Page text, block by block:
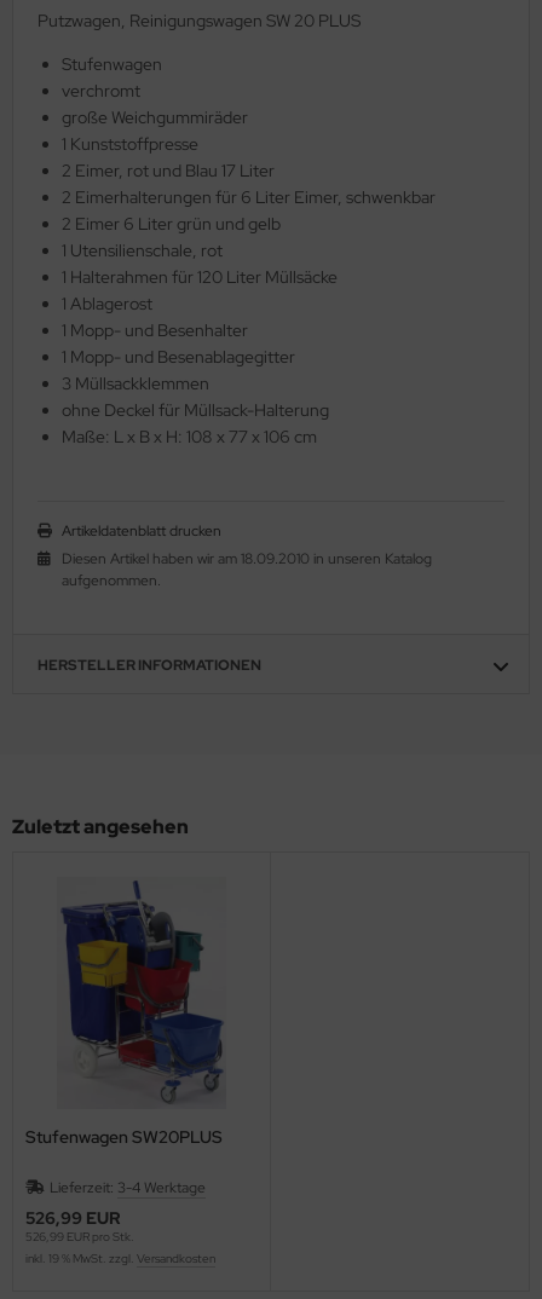
Putzwagen, Reinigungswagen SW 20 PLUS
Stufenwagen
verchromt
große Weichgummiräder
1 Kunststoffpresse
2 Eimer, rot und Blau 17 Liter
2 Eimerhalterungen für 6 Liter Eimer, schwenkbar
2 Eimer 6 Liter grün und gelb
1 Utensilienschale, rot
1 Halterahmen für 120 Liter Müllsäcke
1 Ablagerost
1 Mopp- und Besenhalter
1 Mopp- und Besenablagegitter
3 Müllsackklemmen
ohne Deckel für Müllsack-Halterung
Maße: L x B x H: 108 x 77 x 106 cm
Artikeldatenblatt drucken
Diesen Artikel haben wir am 18.09.2010 in unseren Katalog
aufgenommen.
HERSTELLER INFORMATIONEN
Zuletzt angesehen
Stufenwagen SW20PLUS
Lieferzeit: 3-4 Werktage
526,99 EUR
526,99 EUR pro Stk.
inkl. 19 % MwSt. zzgl. Versandkosten